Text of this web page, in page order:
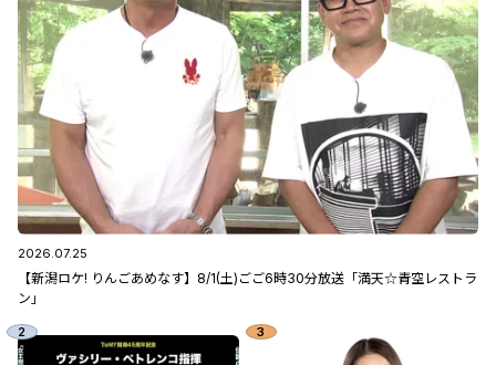
2026.07.25
【新潟ロケ! りんごあめなす】8/1(土)ごご6時30分放送「満天☆青空レストラ
ン」